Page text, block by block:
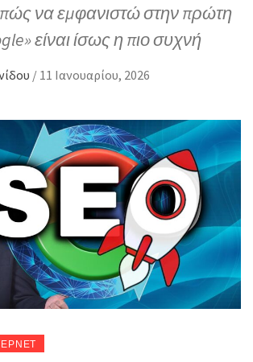
να εμφανιστώ στην πρώτη
είναι ίσως η πιο συχνή
/ 11 Ιανουαρίου, 2026